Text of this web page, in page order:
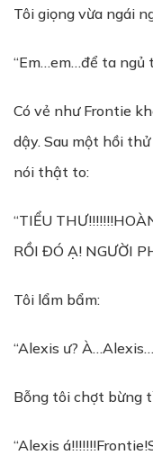
Tôi giọng vừa ngái
“Em…em…để ta ngủ
Có vẻ như Frontie
dậy. Sau một hồi
nói thật to:
“TIỂU
RỒI ĐÓ Ạ! NGƯỜI
Tôi lẩm bẩm:
“Alexis ư?
Bỗng tôi chợt bừng
“Alexis